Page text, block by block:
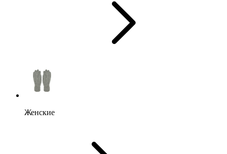
Женские